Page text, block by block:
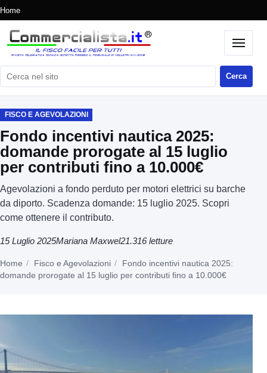
Home
Cerca nel sito Cerca
FISCO E AGEVOLAZIONI
Fondo incentivi nautica 2025:
domande prorogate al 15 luglio
per contributi fino a 10.000€
Agevolazioni a fondo perduto per motori elettrici su barche
da diporto. Scadenza domande: 15 luglio 2025. Scopri
come ottenere il contributo.
15 Luglio 2025Mariana Maxwel21.316 letture
Home Fisco e Agevolazioni
Fondo incentivi nautica 2025:
domande prorogate al 15 luglio per contributi fino a 10.000€